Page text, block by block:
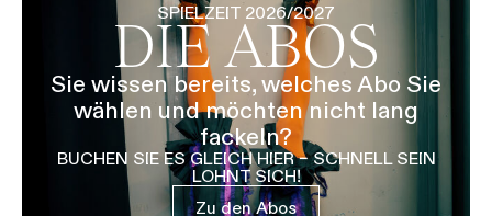
SPIELZEIT 2026/2027
DIE ABOS
Sie wissen bereits, welches Abo Sie
wählen und möchten nicht lang
fackeln?
BUCHEN SIE ES GLEICH HIER – SCHNELL SEIN
LOHNT SICH!
Zu den Abos